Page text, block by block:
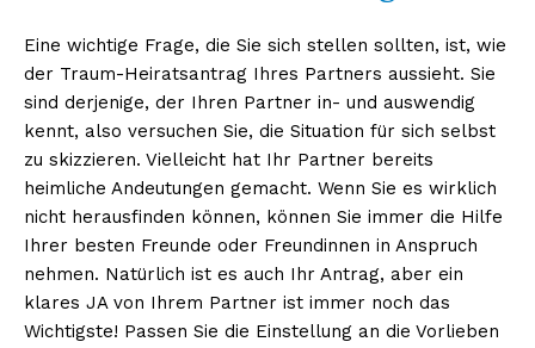
Eine wichtige Frage, die Sie sich stellen sollten, ist, wie
der Traum-Heiratsantrag Ihres Partners aussieht. Sie
sind derjenige, der Ihren Partner in- und auswendig
kennt, also versuchen Sie, die Situation für sich selbst
zu skizzieren. Vielleicht hat Ihr Partner bereits
heimliche Andeutungen gemacht. Wenn Sie es wirklich
nicht herausfinden können, können Sie immer die Hilfe
Ihrer besten Freunde oder Freundinnen in Anspruch
nehmen. Natürlich ist es auch Ihr Antrag, aber ein
klares JA von Ihrem Partner ist immer noch das
Wichtigste! Passen Sie die Einstellung an die Vorlieben